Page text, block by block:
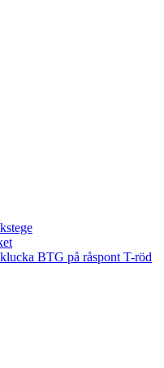
BTG på råspont T-röd